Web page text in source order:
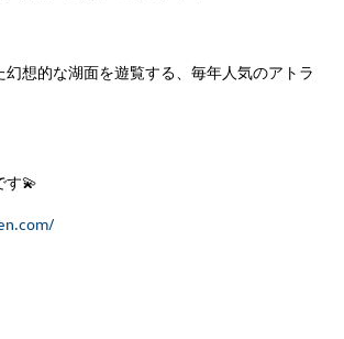
幻想的な湖面を遊覧する、毎年人気のアトラ
す💫